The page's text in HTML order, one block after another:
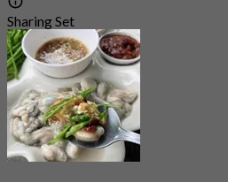
Sharing Set